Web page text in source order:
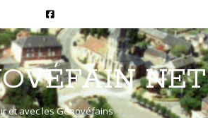
NET
et avec les Génovéfains